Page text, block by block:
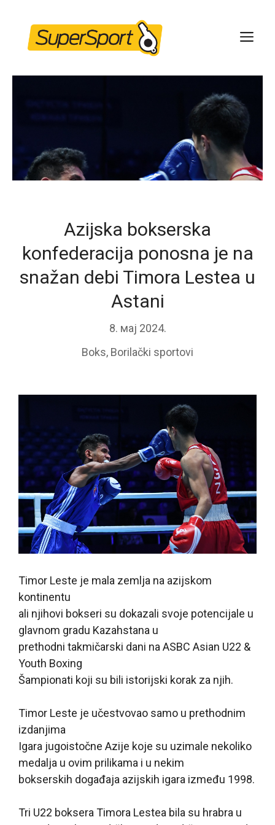
content
Azijska bokserska
konfederacija ponosna je na
snažan debi Timora Lestea u
Astani
8. мај 2024.
Boks, Borilački sportovi
Timor Leste je mala zemlja na azijskom
kontinentu
ali njihovi bokseri su dokazali svoje potencijale u
glavnom gradu Kazahstana u
prethodni takmičarski dani na ASBC Asian U22 &
Youth Boxing
Šampionati koji su bili istorijski korak za njih.
Timor Leste je učestvovao samo u prethodnim
izdanjima
Igara jugoistočne Azije koje su uzimale nekoliko
medalja u ovim prilikama i u nekim
bokserskih događaja azijskih igara između 1998.
Tri U22 boksera Timora Lestea bila su hrabra u